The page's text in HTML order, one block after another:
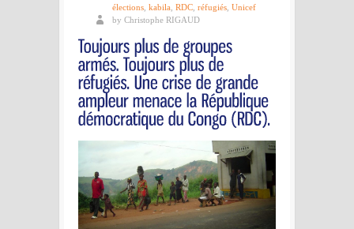
élections kabila RDC réfugiés Unicef
by Christophe RIGAUD